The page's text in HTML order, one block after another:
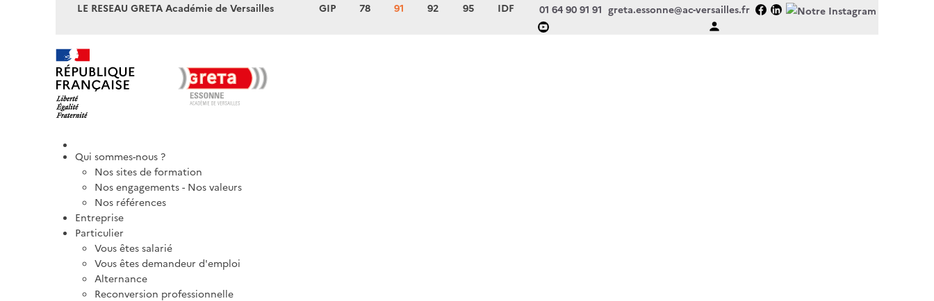
LE RESEAU GRETA Académie de Versailles GIP 78 91 92 95 IDF 01 64 90 91 91 greta.essonne@ac-versailles.fr
Qui sommes-nous ?
Nos sites de formation
Nos engagements - Nos valeurs
Nos références
Entreprise
Particulier
Vous êtes salarié
Vous êtes demandeur d'emploi
Alternance
Reconversion professionnelle